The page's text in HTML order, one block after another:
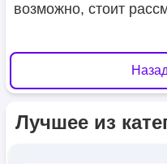
возможно, стоит
Лучшее из